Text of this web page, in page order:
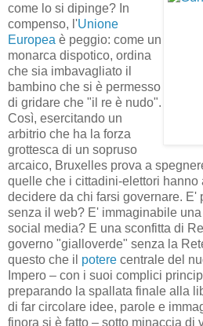
come lo si dipinge? In
compenso, l'Unione
Europea è peggio: come un
monarca dispotico, ordina
che sia imbavagliato il
bambino che si è permesso
di gridare che "il re è nudo".
Così, esercitando un
arbitrio che ha la forza
grottesca di un sopruso
arcaico, Bruxelles prova a
quelle che i cittadini-elettori hanno
decidere da chi farsi governare. E'
senza il web? E' immaginabile
social media? E una sconfitta di
governo "gialloverde" senza la
questo che il potere centrale del
Impero – con i suoi complici
preparando la spallata finale alla
di far circolare idee, parole e
finora si è fatto – sotto minaccia di